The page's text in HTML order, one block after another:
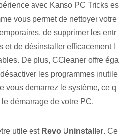
avec Kanso PC Tricks es
vous permet de nettoyer votre
de supprimer les entr
et de désinstaller efficacement l
De plus, CCleaner offre éga
les programmes inutile
vous démarrez le système, ce q
démarrage de votre PC.
utile est Revo Uninstaller. Ce